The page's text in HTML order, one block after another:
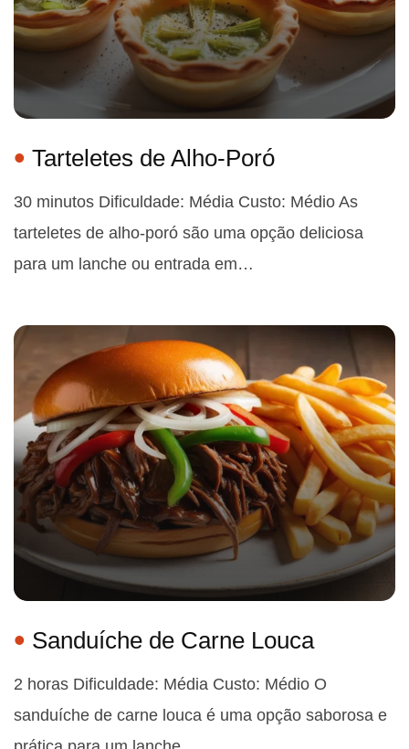
Tarteletes de Alho-Poró
30 minutos Dificuldade: Média Custo: Médio As
tarteletes de alho-poró são uma opção deliciosa
para um lanche ou entrada em…
Sanduíche de Carne Louca
2 horas Dificuldade: Média Custo: Médio O
sanduíche de carne louca é uma opção saborosa e